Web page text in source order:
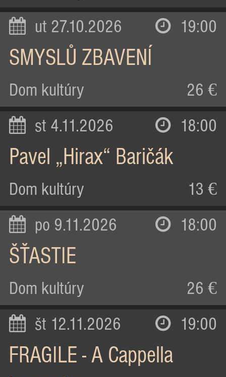
ut 27.10.2026 19:00
SMYSLŮ ZBAVENÍ
Dom kultúry 26 €
st 4.11.2026 18:00
Pavel „Hirax“ Baričák
Dom kultúry 13 €
po 9.11.2026 18:00
ŠŤASTIE
Dom kultúry 26 €
št 12.11.2026 19:00
FRAGILE - A Cappella